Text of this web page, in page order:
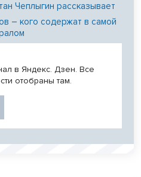
Чеплыгин рассказывает
– кого содержат в самой
в Яндекс. Дзен. Все
отобраны там.